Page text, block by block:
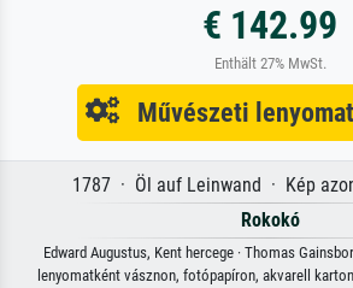
€ 142.99
Enthält 27% MwSt.
Művészeti
1787 · Öl auf Leinwand · Kép
Rokokó
Edward Augustus, Kent hercege · Thomas
lenyomatként vásznon, fotópapíron, akvarell